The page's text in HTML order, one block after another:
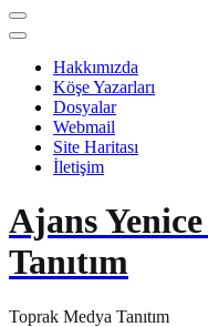
Hakkımızda
Köşe Yazarları
Dosyalar
Webmail
Site Haritası
İletişim
Ajans
Tanıtım
Toprak Medya Tanıtım